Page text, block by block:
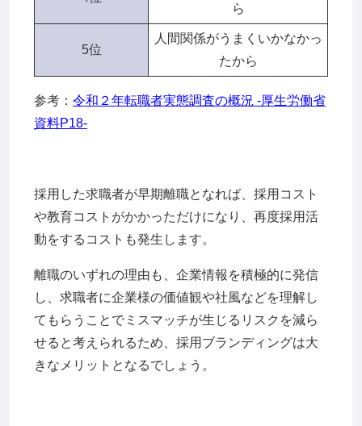
ら
5位
人間関係がうまくいかなかっ
たから
参考： 令和２年転職者実態調査の概況 -厚生労働省
資料P18-
採用した求職者が早期離職となれば、採用コスト
や教育コストがかかっただけになり、再度採用活
動をするコストも発生します。
離職のいずれの理由も、企業情報を積極的に発信
し、求職者に企業様の価値観や社風などを理解し
てもらうことでミスマッチが生じるリスクを減ら
せると考えられるため、採用ブランディングは大
きなメリットとなるでしょう。